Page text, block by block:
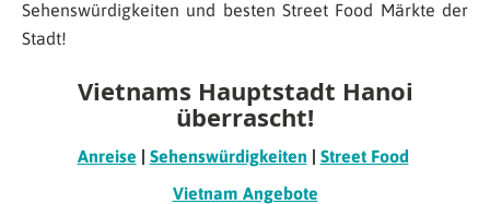
Sehenswürdigkeiten und besten Street Food Märkte der
Stadt!
Vietnams Hauptstadt Hanoi
überrascht!
Anreise | Sehenswürdigkeiten | Street Food
Vietnam Angebote